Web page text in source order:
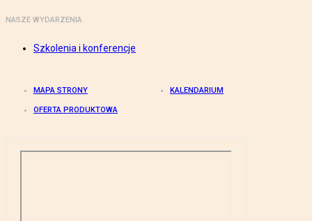
NASZE WYDARZENIA
Szkolenia i konferencje
MAPA STRONY KALENDARIUM
OFERTA PRODUKTOWA